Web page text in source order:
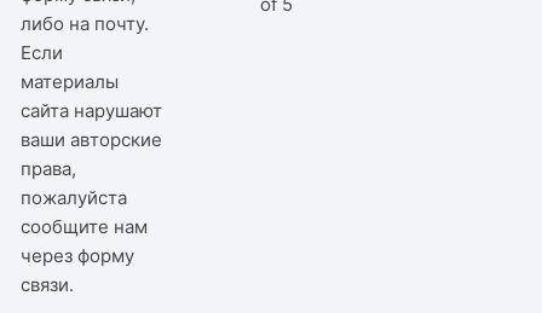
либо на почту.
Если
материалы
сайта нарушают
ваши авторские
права,
пожалуйста
сообщите нам
черезформу
связи.